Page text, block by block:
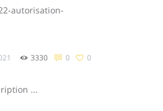
3330 0 0
...